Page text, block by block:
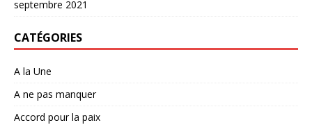
septembre 2021
CATÉGORIES
A la Une
A ne pas manquer
Accord pour la paix